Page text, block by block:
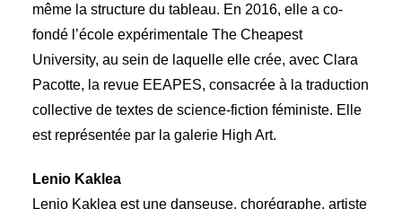
même la structure du tableau. En 2016, elle a co-
fondé l’école expérimentale The Cheapest
University, au sein de laquelle elle crée, avec Clara
Pacotte, la revue EEAPES, consacrée à la traduction
collective de textes de science-fiction féministe. Elle
est représentée par la galerie High Art.
Lenio Kaklea
Lenio Kaklea est une danseuse, chorégraphe, artiste